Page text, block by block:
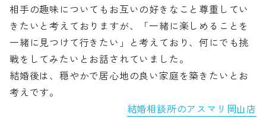
相手の趣味についてもお互いの好きなこと尊重してい
きたいと考えておりますが、「一緒に楽しめることを
一緒に見つけて行きたい」と考えており、何にでも挑
戦をしてみたいとお話されていました。
結婚後は、穏やかで居心地の良い家庭を築きたいとお
考えです。
結婚相談所のアスマリ岡山店